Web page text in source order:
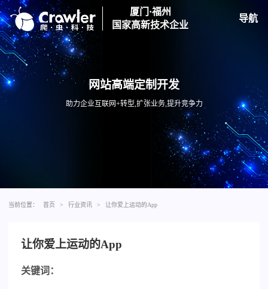
厦门·福州
国家高新技术企业
导航
网站高端定制开发
助力企业互联网+转型,扩张业务,提升竞争力
当前位置： 首页 > 行业资讯 > 让你爱上运动的App
让你爱上运动的App
关键词：